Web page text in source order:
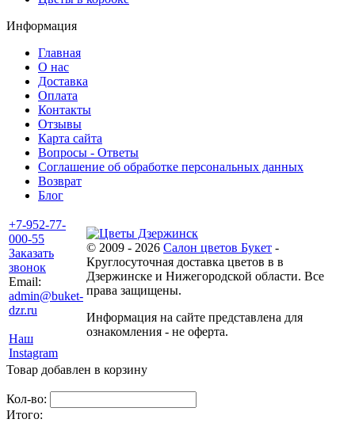
Информация
Главная
О нас
Доставка
Оплата
Контакты
Отзывы
Карта сайта
Вопросы - Ответы
Соглашение об обработке персональных данных
Возврат
Блог
+7-952-77-
000-55
Заказать
звонок
Email:
admin@buket-
dzr.ru
Наш
Instagram
© 2009 - 2026 Салон цветов Букет -
Круглосуточная доставка цветов в в
Дзержинске и Нижегородской области. Все
права защищены.
Информация на сайте представлена для
ознакомления - не оферта.
Товар добавлен в корзину
Кол-во:
Итого: